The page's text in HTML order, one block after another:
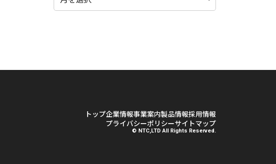
トップ企業情報事業案内製品情報採用情報
プライバシーポリシーサイトマップ
© NTC,LTD All Rights Reserved.